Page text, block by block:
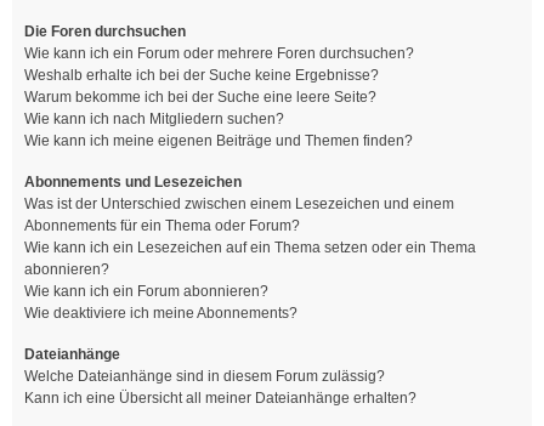
Die Foren durchsuchen
Wie kann ich ein Forum oder mehrere Foren durchsuchen?
Weshalb erhalte ich bei der Suche keine Ergebnisse?
Warum bekomme ich bei der Suche eine leere Seite?
Wie kann ich nach Mitgliedern suchen?
Wie kann ich meine eigenen Beiträge und Themen finden?
Abonnements und Lesezeichen
Was ist der Unterschied zwischen einem Lesezeichen und einem
Abonnements für ein Thema oder Forum?
Wie kann ich ein Lesezeichen auf ein Thema setzen oder ein Thema
abonnieren?
Wie kann ich ein Forum abonnieren?
Wie deaktiviere ich meine Abonnements?
Dateianhänge
Welche Dateianhänge sind in diesem Forum zulässig?
Kann ich eine Übersicht all meiner Dateianhänge erhalten?